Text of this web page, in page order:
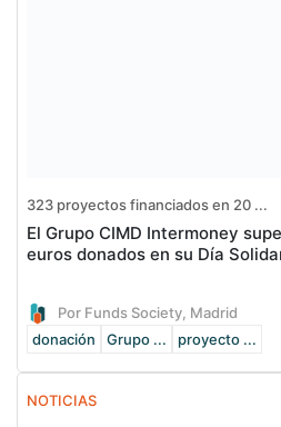
323 proyectos financiados en 20 ...
El Grupo CIMD Intermoney
euros donados en su Día
Por Funds Society, Madrid
donación
Grupo ... proyecto ...
NOTICIAS